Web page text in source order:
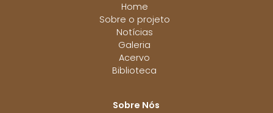
Home
Sobre o projeto
Notícias
Galeria
Acervo
Biblioteca
Sobre Nós